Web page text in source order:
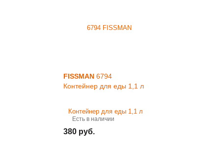
FISSMAN 6794
Контейнер для еды 1,1 л
Есть в наличии
380 руб.